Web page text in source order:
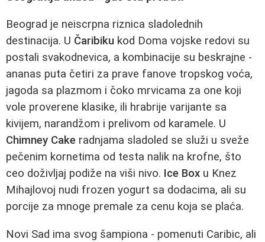
Beograd je neiscrpna riznica sladolednih
destinacija. U Čaribiku kod Doma vojske redovi su
postali svakodnevica, a kombinacije su beskrajne -
ananas puta četiri za prave fanove tropskog voća,
jagoda sa plazmom i čoko mrvicama za one koji
vole proverene klasike, ili hrabrije varijante sa
kivijem, narandžom i prelivom od karamele. U
Chimney Cake radnjama sladoled se služi u sveže
pečenim kornetima od testa nalik na krofne, što
ceo doživljaj podiže na viši nivo. Ice Box u Knez
Mihajlovoj nudi frozen yogurt sa dodacima, ali su
porcije za mnoge premale za cenu koja se plaća.
Novi Sad ima svog šampiona - pomenuti Caribic, ali